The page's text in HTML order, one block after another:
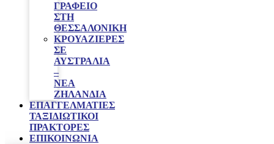
ΓΡΑΦΕΊΟ
ΣΤΗ
ΘΕΣΣΑΛΟΝΊΚΗ
ΚΡΟΥΑΖΙΕΡΕΣ
ΣΕ
ΑΥΣΤΡΑΛΙΑ
–
ΝΕΑ
ΖΗΛΑΝΔΙΑ
ΕΠΑΓΓΕΛΜΑΤΊΕΣ
ΤΑΞΙΔΙΩΤΙΚΟΊ
ΠΡΆΚΤΟΡΕΣ
ΕΠΙΚΟΙΝΩΝΙΑ